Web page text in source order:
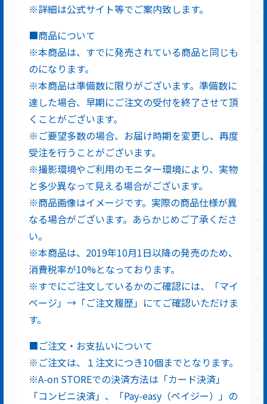
※詳細は公式サイト等でご案内致します。
■商品について
※本商品は、すでに発売されている商品と同じも
のになります。
※本商品は準備数に限りがございます。準備数に
達した場合、早期にご注文の受付を終了させて頂
くことがございます。
※ご要望多数の場合、お届け時期を変更し、再度
受注を行うことがございます。
※撮影環境やご利用のモニター環境により、実物
と多少異なって見える場合がございます。
※商品画像はイメージです。実際の商品仕様が異
なる場合がございます。あらかじめご了承くださ
い。
※本商品は、2019年10月1日以降の発売のため、
消費税率が10%となっております。
※すでにご注文しているかのご確認には、「マイ
ページ」→「ご注文履歴」にてご確認いただけま
す。
■ご注文・お支払いについて
※ご注文は、１注文につき10個までとなります。
※A-on STOREでの決済方法は「カード決済」
「コンビニ決済」、「Pay-easy（ペイジー）」の